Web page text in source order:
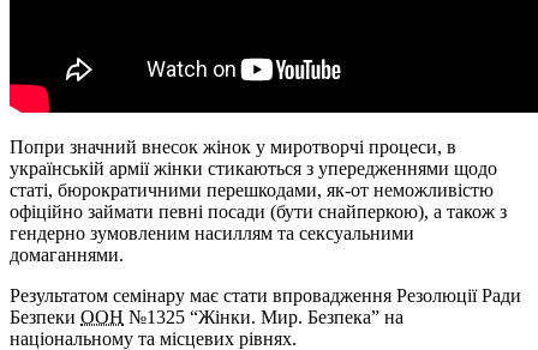
Попри значний внесок жінок у миротворчі процеси, в
українській армії жінки стикаються з упередженнями щодо
статі, бюрократичними перешкодами, як-от неможливістю
офіційно займати певні посади (бути снайперкою), а також з
гендерно зумовленим насиллям та сексуальними
домаганнями.
Результатом семінару має стати впровадження Резолюції Ради
Безпеки ООН №1325 “Жінки. Мир. Безпека” на
національному та місцевих рівнях.